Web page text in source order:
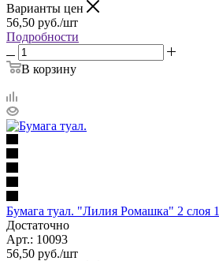
Варианты цен
56,50 руб./шт
Подробности
В корзину
Бумага туал. "Лилия Ромашка" 2 слоя
Достаточно
Арт.: 10093
56,50 руб./шт